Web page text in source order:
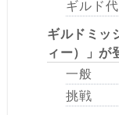
ギルド
ギルドミッ
ィー）」が
一般
挑戦